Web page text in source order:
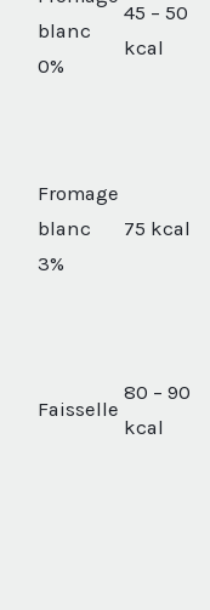
blanc
0%
45 – 50
kcal
Fromage
blanc
3%
75 kcal
Faisselle
80 – 90
kcal